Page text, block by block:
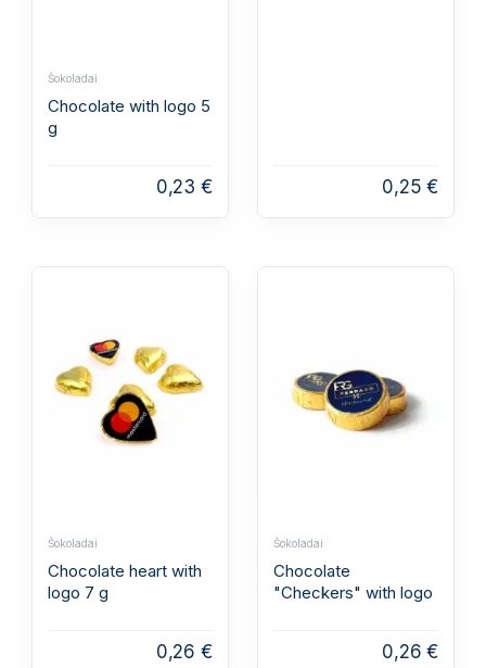
Šokoladai
Chocolate with logo 5
g
0,23 € 0,25 €
Šokoladai
Chocolate heart with
logo 7 g
0,26 €
Šokoladai
Chocolate
"Checkers" with logo
0,26 €